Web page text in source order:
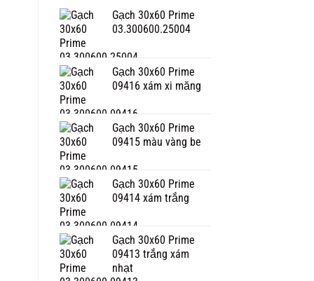
Gạch 30x60 Prime
03.300600.25004
Gạch 30x60 Prime
09416 xám xi măng
Gạch 30x60 Prime
09415 màu vàng be
Gạch 30x60 Prime
09414 xám trắng
Gạch 30x60 Prime
09413 trắng xám
nhạt